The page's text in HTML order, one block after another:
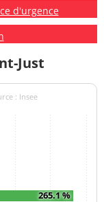
d'urgence
Just
: Insee
265.1 %